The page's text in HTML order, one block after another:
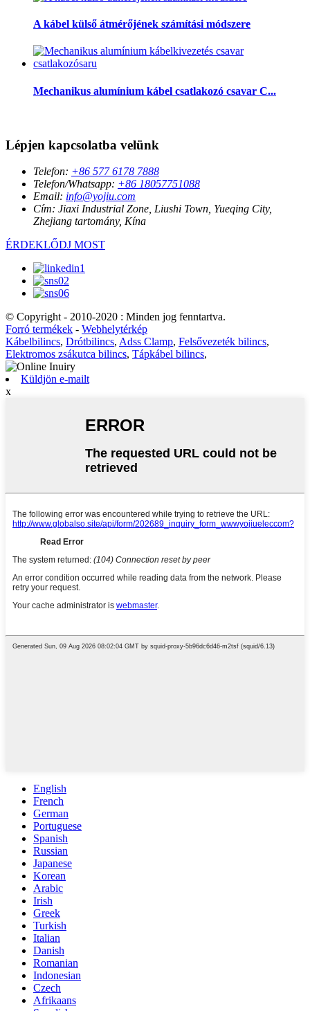
A kábel külső átmérőjének számítási módszere
Mechanikus alumínium kábel csatlakozó csavar C...
Lépjen kapcsolatba velünk
Telefon: +86 577 6178 7888
Telefon/Whatsapp: +86 18057751088
Email: info@yojiu.com
Cím: Jiaxi Industrial Zone, Liushi Town, Yueqing City,
Zhejiang tartomány, Kína
ÉRDEKLŐDJ MOST
© Copyright - 2010-2020 : Minden jog fenntartva.
Forró termékek - Webhelytérkép
Kábelbilincs, Drótbilincs, Adss Clamp, Felsővezeték bilincs,
Elektromos zsákutca bilincs, Tápkábel bilincs,
Küldjön e-mailt
x
English
French
German
Portuguese
Spanish
Russian
Japanese
Korean
Arabic
Irish
Greek
Turkish
Italian
Danish
Romanian
Indonesian
Czech
Afrikaans